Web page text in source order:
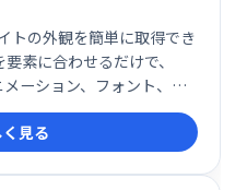
トの外観を簡単に取得でき
素に合わせるだけで、
ーション、フォント、サ
示されます。直感的なエデ
ピー＆エクスポートが可
CSSの学習にも役立ちま
見る